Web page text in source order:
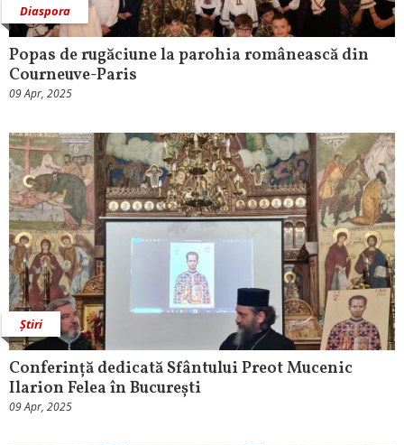
Diaspora
Popas de rugăciune la parohia românească din
Courneuve-Paris
09 Apr, 2025
Știri
Conferință dedicată Sfântului Preot Mucenic
Ilarion Felea în București
09 Apr, 2025